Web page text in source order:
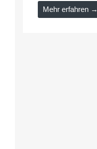
Mehr erfahren →